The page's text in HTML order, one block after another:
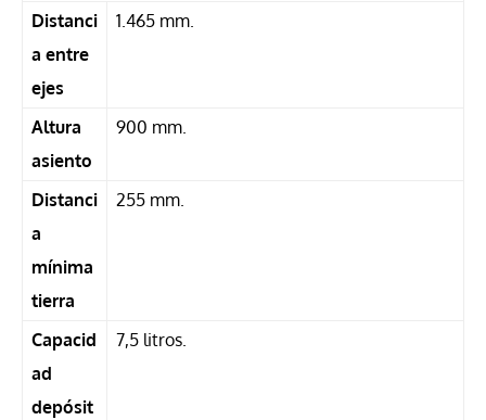
Distanci
a entre
ejes
1.465 mm.
Altura
asiento
900 mm.
Distanci
a
mínima
tierra
255 mm.
Capacid
ad
depósit
7,5 litros.